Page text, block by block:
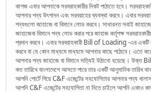
কাগজ এবার আপনাকে সরবরাহকারীর নিকট পাঠাতে হবে।
আপনার পন্য উৎপাদন এবং সরবরাহের ব্যবস্থা করবে। এবার
পন্যগুলো জাহাজে বা বিমানে লোড করবে। সাধারনত সবাই
জাহাজেবা বিমানে পন্য লোড করার পরে জাহাজ কর্তৃপক্ষ
প্রদান করবে। এবার সরবরাহকারী Bill of Loading -এর
করবে বা যে কোন মাধ্যমে মাধ্যমে আপনার কাছে পাঠাবে। এতে
আপনার পন্য জাহাজে বা বিমানে সত্যিই উঠানো হয়েছে।
কত তারিখে বাংলাদেশে আসতে পারে তার একটি আনুমানিক তারিখ
আপনি পোর্টে গিয়ে C&F এজেন্টের সহযোগিতায় আপনার পন্য
আপনি C&F এজেন্টের সহযোগিতা না নিতে চাইলে আপনি একাও